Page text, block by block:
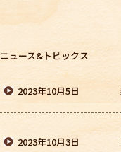
ニュース&トピックス
2023年10月5日
2023年10月3日